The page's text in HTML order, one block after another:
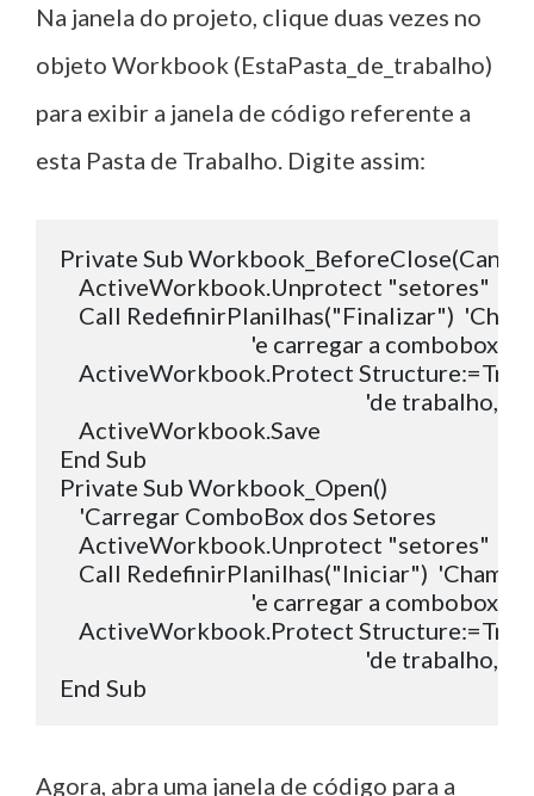
Na janela do projeto, clique duas vezes no
objeto Workbook (EstaPasta_de_trabalho)
para exibir a janela de código referente a
esta Pasta de Trabalho. Digite assim:
Private Sub
ActiveWorkbook.Unprotect "setores"
Call RedefinirPlanilhas("Finalizar")
                                        'e carregar a combobox
ActiveWorkbook.Protect
'de
    ActiveWorkbook.Save
End Sub
Private Sub Workbook_Open()
    'Carregar ComboBox dos Setores
ActiveWorkbook.Unprotect "setores"
Call RedefinirPlanilhas("Iniciar")  'Chama
                                        'e carregar a combobox
ActiveWorkbook.Protect
'de
Agora, abra uma janela de código para a